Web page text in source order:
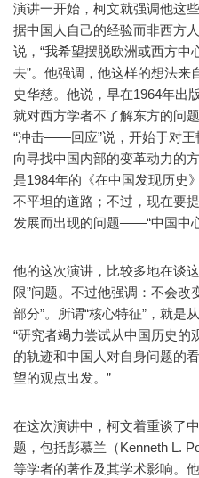
演讲一开始，柯文就强调他这
据中国人自己的经验而非西方
说，“我希望摆脱欧洲或西方中
去”。他强调，他这样的想法来
史华慈。他说，早在1964年出
就对西方学者不了解东方的问
“冲击——回应”说，开始于对王
向寻找中国内部的变革动力的
是1984年的《在中国发现历史
不平坦的道路；不过，现在要
发展而出现的问题——“中国中
他的这次演讲，比较多地在谈
限”问题。不过他强调：不会改
部分”。所谓“核心特征”，就是
“研究者竭力尝试从中国历史
的轨迹和中国人对自身问题
望的观点出发。”
在这次演讲中，柯文着重谈了
题，包括彭慕兰（Kenneth L.
等学者的著作及其学术影响。